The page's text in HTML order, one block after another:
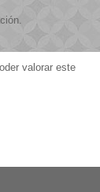
valorar este